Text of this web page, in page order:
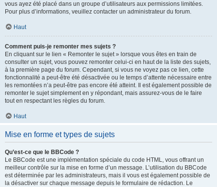
vous ayez été placé dans un groupe d’utilisateurs aux permissions limitées.
Pour plus d’informations, veuillez contacter un administrateur du forum.
Haut
Comment puis-je remonter mes sujets ?
En cliquant sur le lien « Remonter le sujet » lorsque vous êtes en train de
consulter un sujet, vous pouvez remonter celui-ci en haut de la liste des sujets,
à la première page du forum. Cependant, si vous ne voyez pas ce lien, cette
fonctionnalité a peut-être été désactivée ou le temps d’attente nécessaire entre
les remontées n’a peut-être pas encore été atteint. Il est également possible de
remonter le sujet simplement en y répondant, mais assurez-vous de le faire
tout en respectant les règles du forum.
Haut
Mise en forme et types de sujets
Qu’est-ce que le BBCode ?
Le BBCode est une implémentation spéciale du code HTML, vous offrant un
meilleur contrôle sur la mise en forme d’un message. L’utilisation du BBCode
est déterminée par les administrateurs, mais il vous est également possible de
la désactiver sur chaque message depuis le formulaire de rédaction. Le